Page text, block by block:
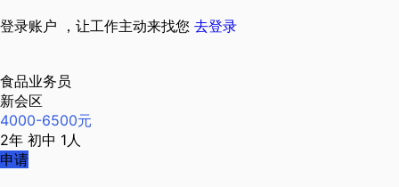
登录账户 ，让工作主动来找您 去登录
食品业务员
新会区
4000-6500元
2年 初中 1人
申请